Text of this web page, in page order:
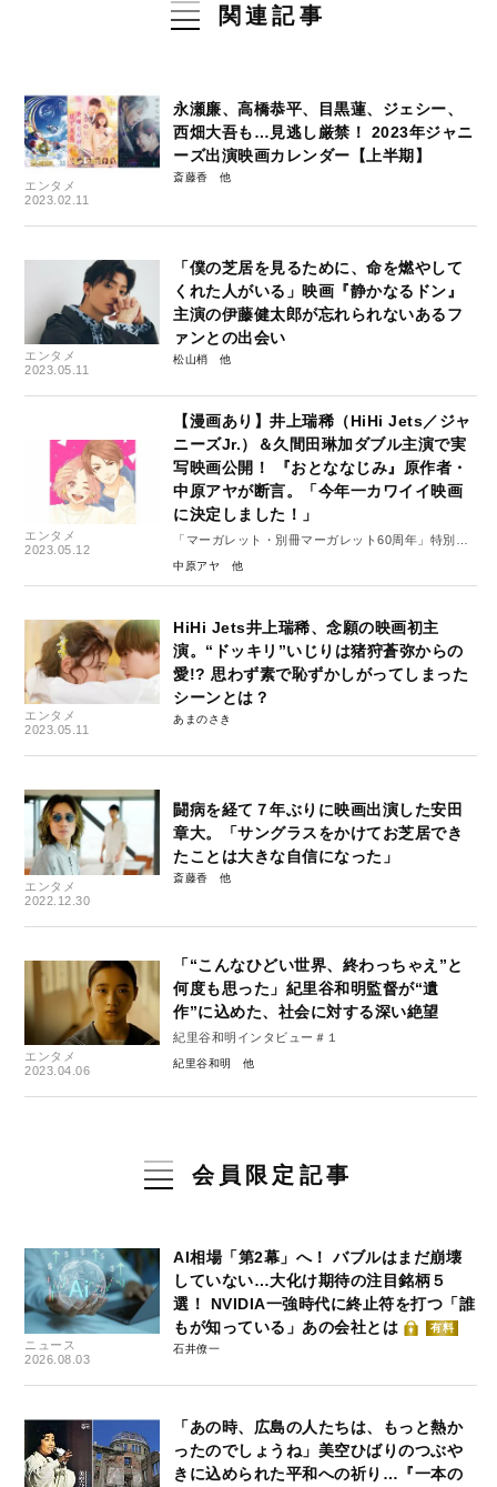
関連記事
エンタメ
2023.02.11
永瀬廉、高橋恭平、目黒蓮、ジェシー、
西畑大吾も…見逃し厳禁！ 2023年ジャニ
ーズ出演映画カレンダー【上半期】
斎藤香
エンタメ
2023.05.11
「僕の芝居を見るために、命を燃やして
くれた人がいる」映画『静かなるドン』
主演の伊藤健太郎が忘れられないあるフ
ァンとの出会い
松山梢
エンタメ
2023.05.12
【漫画あり】井上瑞稀（HiHi Jets／ジャ
ニーズJr.）＆久間田琳加ダブル主演で実
写映画公開！ 『おとななじみ』原作者・
中原アヤが断言。「今年一カワイイ映画
に決定しました！」
「マーガレット・別冊マーガレット60周年」特別イ
ンタビュー#4（前編）
中原アヤ
エンタメ
2023.05.11
HiHi Jets井上瑞稀、念願の映画初主
演。“ドッキリ”いじりは猪狩蒼弥からの
愛!? 思わず素で恥ずかしがってしまった
シーンとは？
あまのさき
エンタメ
2022.12.30
闘病を経て７年ぶりに映画出演した安田
章大。「サングラスをかけてお芝居でき
たことは大きな自信になった」
斎藤香
エンタメ
2023.04.06
「“こんなひどい世界、終わっちゃえ”と
何度も思った」紀里谷和明監督が“遺
作”に込めた、社会に対する深い絶望
紀里谷和明インタビュー＃１
紀里谷和明
会員限定記事
ニュース
2026.08.03
AI相場「第2幕」へ！ バブルはまだ崩壊
していない…大化け期待の注目銘柄５
選！ NVIDIA一強時代に終止符を打つ「誰
もが知っている」あの会社とは
有料
石井僚一
「あの時、広島の人たちは、もっと熱か
ったのでしょうね」美空ひばりのつぶや
きに込められた平和への祈り…『一本の